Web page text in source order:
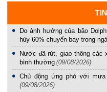
Do ảnh hưởng của bão
hủy 60% chuyến bay trong
Nước đã rút, giao thông các
bình thường (09/08/2026)
Chủ động ứng phó với
(09/08/2026)